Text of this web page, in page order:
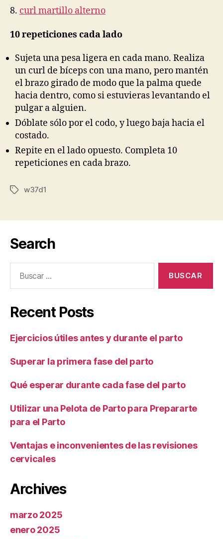
8. curl martillo alterno
10 repeticiones cada lado
Sujeta una pesa ligera en cada mano. Realiza
un curl de bíceps con una mano, pero mantén
el brazo girado de modo que la palma quede
hacia dentro, como si estuvieras levantando el
pulgar a alguien.
Dóblate sólo por el codo, y luego baja hacia el
costado.
Repite en el lado opuesto. Completa 10
repeticiones en cada brazo.
Etiquetas
w37d1
Search
Recent Posts
Ejercicios útiles antes y durante el parto
Superar la primera fase del parto
Qué esperar durante cada fase del parto
Utilizar una Pelota de Parto para Prepararte
para el Parto
Ventajas e inconvenientes de las revisiones
cervicales
Archives
marzo 2025
enero 2025